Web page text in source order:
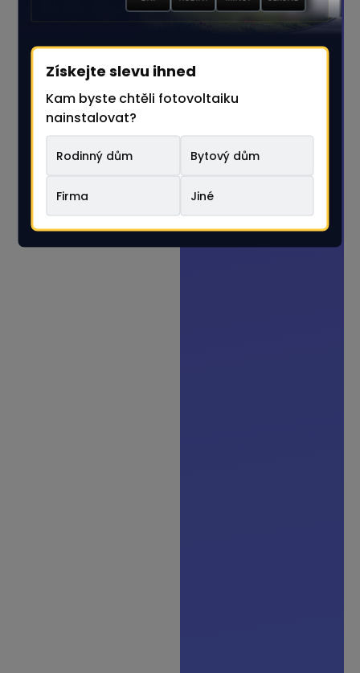
Získejte slevu ihned
Kam byste chtěli fotovoltaiku
nainstalovat?
Rodinný dům Bytový dům
Firma Jiné
1-2 3-4
5+ Nelze určit
Výběrem řešení automaticky
pokračujete na další krok